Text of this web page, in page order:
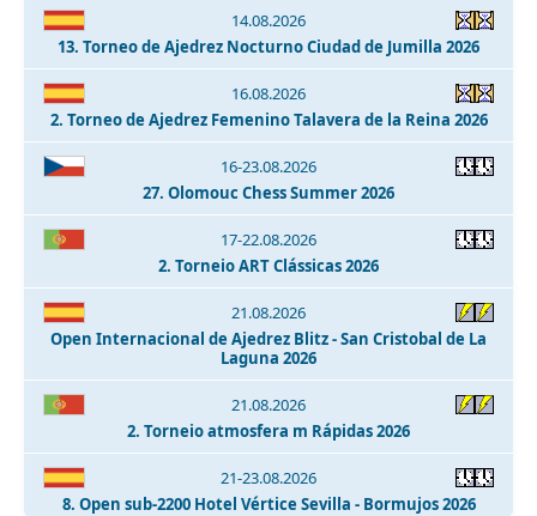
14.08.2026
13. Torneo de Ajedrez Nocturno Ciudad de Jumilla 2026
16.08.2026
2. Torneo de Ajedrez Femenino Talavera de la Reina 2026
16-23.08.2026
27. Olomouc Chess Summer 2026
17-22.08.2026
2. Torneio ART Clássicas 2026
21.08.2026
Open Internacional de Ajedrez Blitz - San Cristobal de La
Laguna 2026
21.08.2026
2. Torneio atmosfera m Rápidas 2026
21-23.08.2026
8. Open sub-2200 Hotel Vértice Sevilla - Bormujos 2026